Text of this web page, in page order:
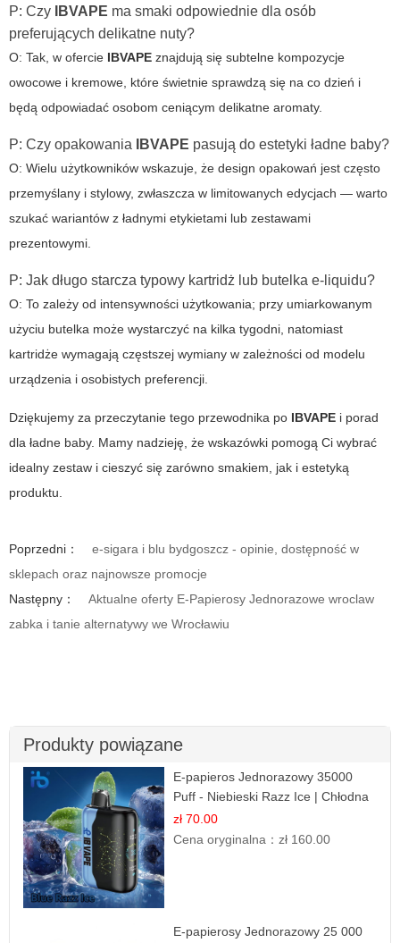
P: Czy IBVAPE ma smaki odpowiednie dla osób
preferujących delikatne nuty?
O: Tak, w ofercie IBVAPE znajdują się subtelne kompozycje
owocowe i kremowe, które świetnie sprawdzą się na co dzień i
będą odpowiadać osobom ceniącym delikatne aromaty.
P: Czy opakowania IBVAPE pasują do estetyki ładne baby?
O: Wielu użytkowników wskazuje, że design opakowań jest często
przemyślany i stylowy, zwłaszcza w limitowanych edycjach — warto
szukać wariantów z ładnymi etykietami lub zestawami
prezentowymi.
P: Jak długo starcza typowy kartridż lub butelka e-liquidu?
O: To zależy od intensywności użytkowania; przy umiarkowanym
użyciu butelka może wystarczyć na kilka tygodni, natomiast
kartridże wymagają częstszej wymiany w zależności od modelu
urządzenia i osobistych preferencji.
Dziękujemy za przeczytanie tego przewodnika po IBVAPE i porad
dla ładne baby. Mamy nadzieję, że wskazówki pomogą Ci wybrać
idealny zestaw i cieszyć się zarówno smakiem, jak i estetyką
produktu.
Poprzedni：
e-sigara i blu bydgoszcz - opinie, dostępność w
sklepach oraz najnowsze promocje
Następny：
Aktualne oferty E-Papierosy Jednorazowe wroclaw
zabka i tanie alternatywy we Wrocławiu
Produkty powiązane
E-papieros Jednorazowy 35000
Puff - Niebieski Razz Ice | Chłodna
Malina
zł 70.00
Cena oryginalna：zł 160.00
E-papierosy Jednorazowy 25 000